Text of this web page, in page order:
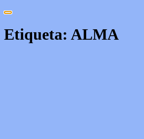
Etiqueta: ALMA